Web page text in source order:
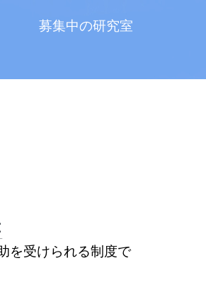
募集中の研究室
を受けられる制度で